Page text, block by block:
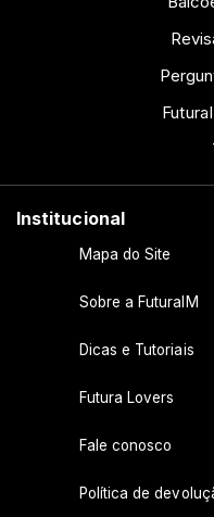
Institucional
Mapa do Site
Sobre a FuturaIM
Dicas e Tutoriais
Futura Lovers
Fale conosco
Política de